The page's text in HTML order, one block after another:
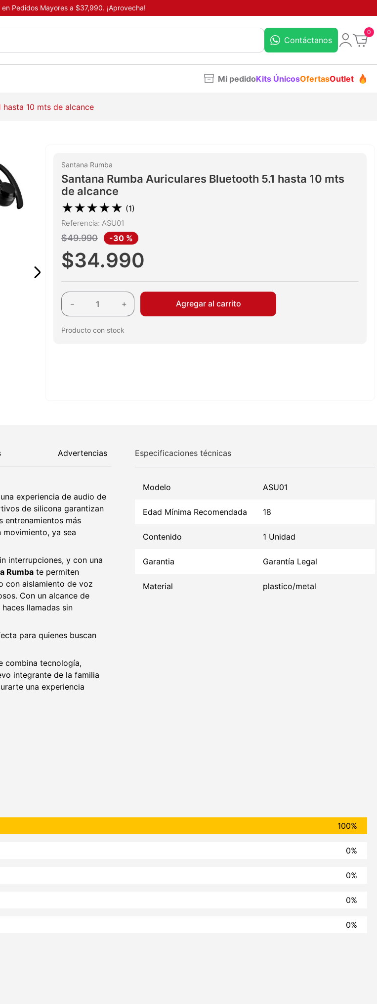
en Pedidos Mayores a $37,990. ¡Aprovecha!
Contáctanos
0
Mi pedidoKits ÚnicosOfertasOutlet
hasta 10 mts de alcance
Santana Rumba
Santana Rumba Auriculares Bluetooth 5.1 hasta 10 mts
de alcance
★★★★★ (1)
Referencia: ASU01
$49.990 -30 %
$34.990
＋
－ Agregar al carrito
Producto con stock
Advertencias
experiencia de audio de
de silicona garantizan
entrenamientos más
ya sea
interrupciones, y con una
Rumba te permiten
con aislamiento de voz
Con un alcance de
llamadas sin
para quienes buscan
combina tecnología,
integrante de la familia
una experiencia
Especificaciones técnicas
Modelo ASU01
Edad Mínima Recomendada 18
Contenido 1 Unidad
Garantia Garantía Legal
Material plastico/metal
100%
0%
0%
0%
0%